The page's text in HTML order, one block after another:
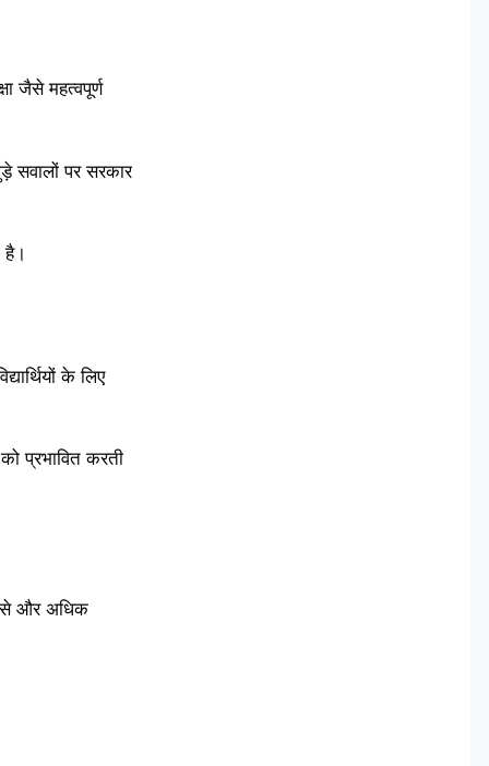
जैसे महत्वपूर्ण
सवालों पर सरकार
है।
के लिए
प्रभावित करती
से और अधिक